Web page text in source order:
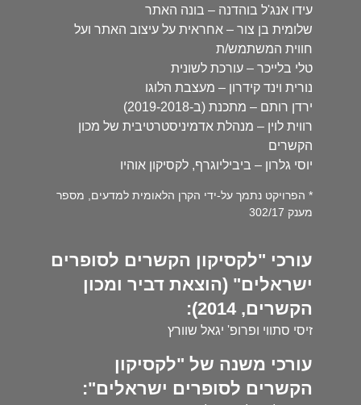
עידו אנג'ל בוהדנה – בונה האתר
שלומית בן צור – אחראית על עיצוב האתר ועל
חווית המשתמש/ת
טלי בלייכר – עורכת לשונית
נורית וינד קידרון – מעצבת הלוגו
ירדן רותם – מתכנת (ב-2019-2018)
רווית לוין – מנהלת אדמיניסטרטיבית של מכון
הקשרים
יוסי גלרון – ביביליוגרף, לקסיקון אוהיו
* הפרויקט נתמך על-ידי הקרן הלאומית למדעים, מספר
מענק 302/17
עורכי "לקסיקון הקשרים לסופרים
ישראלים" (הוצאת דביר ומכון
הקשרים, 2014):
זיסי סתווי ופרופ' יגאל שוורץ
עורכי משנה של "לקסיקון
הקשרים לסופרים ישראלים":